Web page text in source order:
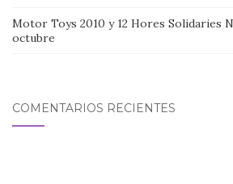
Motor Toys 2010 y 12 Hores Solidaries
octubre
COMENTARIOS RECIENTES